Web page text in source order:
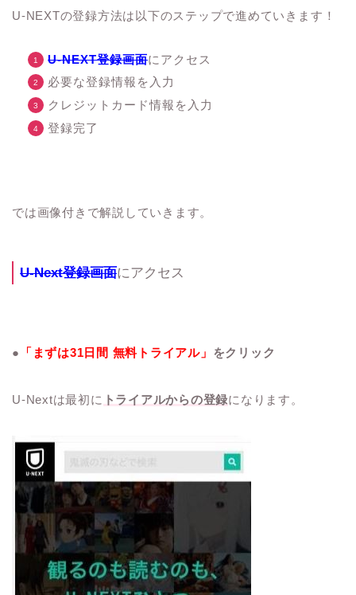
U-NEXTの登録方法は以下のステップで進めていきます！
U-NEXT登録画面にアクセス
必要な登録情報を入力
クレジットカード情報を入力
登録完了
では画像付きで解説していきます。
U-Next登録画面にアクセス
● 「まずは31日間 無料トライアル」 をクリック
U-Nextは最初に トライアルからの登録になります。